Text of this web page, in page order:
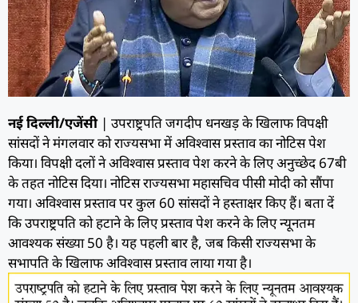
नई दिल्ली/एजेंसी| उपराष्ट्रपति जगदीप धनखड़ के खिलाफ विपक्षी
सांसदों ने मंगलवार को राज्यसभा में अविश्वास प्रस्ताव का नोटिस पेश
किया। विपक्षी दलों ने अविश्वास प्रस्ताव पेश करने के लिए अनुच्छेद 67बी
के तहत नोटिस दिया। नोटिस राज्यसभा महासचिव पीसी मोदी को सौंपा
गया। अविश्वास प्रस्ताव पर कुल 60 सांसदों ने हस्ताक्षर किए हैं। बता दें
कि उपराष्ट्रपति को हटाने के लिए प्रस्ताव पेश करने के लिए न्यूनतम
आवश्यक संख्या 50 है। यह पहली बार है, जब किसी राज्यसभा के
सभापति के खिलाफ अविश्वास प्रस्ताव लाया गया है।